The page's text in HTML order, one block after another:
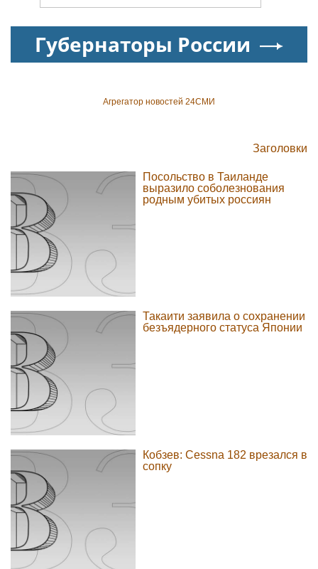
Губернаторы России
Агрегатор новостей 24СМИ
Заголовки
Посольство в Таиланде
выразило соболезнования
родным убитых россиян
Такаити заявила о сохранении
безъядерного статуса Японии
Кобзев: Cessna 182 врезался в
сопку